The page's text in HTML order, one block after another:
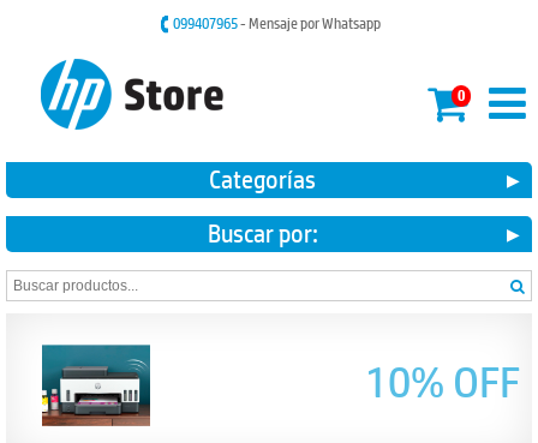
099407965- Mensaje por Whatsapp
0
Categorías
Buscar por:
10% OFF